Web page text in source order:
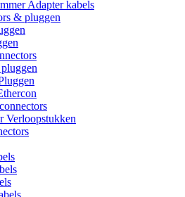
Adapter kabels
& pluggen
Verloopstukken